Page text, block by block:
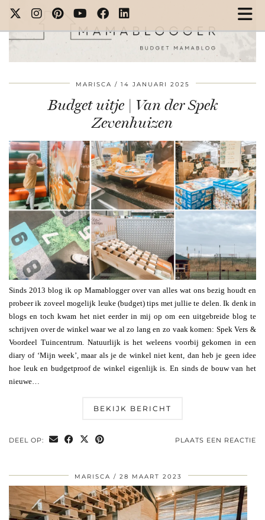
MARISCA 14 JANUARI 2025
Budget uitje | Van der Spek
Zevenhuizen
Sinds 2013 blog ik op Mamablogger over van alles wat ons bezig houdt en
probeer ik zoveel mogelijk leuke (budget) tips met jullie te delen. Ik denk in
blogs en toch kwam het niet eerder in mij op om een uitgebreide blog te
schrijven over de winkel waar we al zo lang en zo vaak komen: Spek Vers &
Voordeel Tuincentrum. Natuurlijk is het weleens voorbij gekomen in een
diary of ‘Mijn week’, maar als je de winkel niet kent, dan heb je geen idee
hoe leuk en budgetproof de winkel eigenlijk is. En sinds de bouw van het
nieuwe…
BEKIJK BERICHT
DEEL OP: PLAATS EEN REACTIE
MARISCA 28 MAART 2023